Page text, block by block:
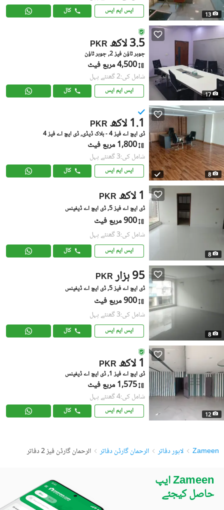
13 ایس ایم ایس کال
17
PKR 3.5 لاکھ
جوہر ٹاؤن فیز 2, جوہر ٹاؤن
4,500 مربع فیٹ
شامل کی:2 گھنٹے پہل
ایس ایم ایس کال
8
PKR 1.1 لاکھ
ڈی ایچ اے فیز 4 - بلاک ڈیڈی, ڈی ایچ اے فیز 4
1,800 مربع فیٹ
شامل کی:3 گھنٹے پہل
ایس ایم ایس کال
8
PKR 1 لاکھ
ڈی ایچ اے فیز 5, ڈی ایچ اے ڈیفینس
900 مربع فیٹ
شامل کی:3 گھنٹے پہل
ایس ایم ایس کال
8
PKR 95 ہزار
ڈی ایچ اے فیز 5, ڈی ایچ اے ڈیفینس
900 مربع فیٹ
شامل کی:3 گھنٹے پہل
ایس ایم ایس کال
12
PKR 1 لاکھ
ڈی ایچ اے فیز 1, ڈی ایچ اے ڈیفینس
1,575 مربع فیٹ
شامل کی:4 گھنٹے پہل
ایس ایم ایس کال
Zameen لاہور دفاتر الرحمان گارڈن دفاتر الرحمان گارڈن فیز 2 دفاتر
Zameen ایپ
حاصل کیجئے